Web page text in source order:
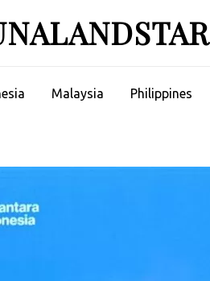
Malaysia Philippines